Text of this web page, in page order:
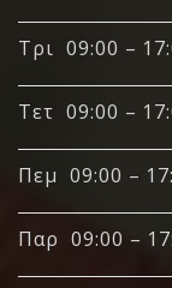
Τρι 09:00 –
Τετ 09:00 –
Πεμ 09:00 –
Παρ 09:00 –